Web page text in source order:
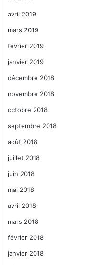
avril 2019
mars 2019
février 2019
janvier 2019
décembre 2018
novembre 2018
octobre 2018
septembre 2018
août 2018
juillet 2018
juin 2018
mai 2018
avril 2018
mars 2018
février 2018
janvier 2018